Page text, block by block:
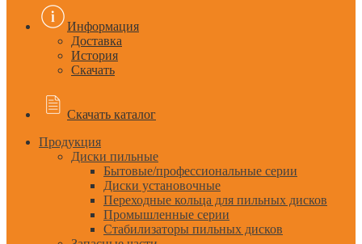
Информация
Доставка
История
Скачать
Скачать каталог
Продукция
Диски пильные
Бытовые/профессиональные серии
Диски установочные
Переходные кольца для пильных дисков
Промышленные серии
Стабилизаторы пильных дисков